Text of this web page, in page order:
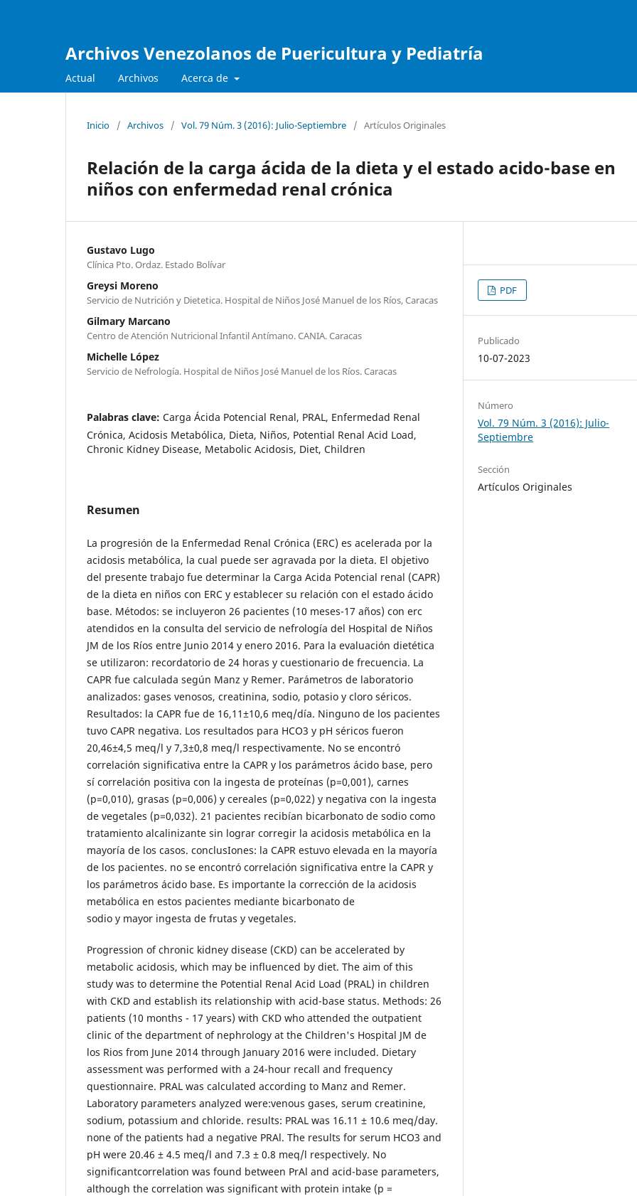
Archivos Venezolanos de Puericultura y Pediatría
Actual Archivos Acerca de
Inicio / Archivos / Vol. 79 Núm. 3 (2016): Julio-Septiembre / Artículos Originales
Relación de la carga ácida de la dieta y el estado acido-base en
niños con enfermedad renal crónica
Gustavo Lugo
Clínica Pto. Ordaz. Estado Bolívar
Greysi Moreno
Servicio de Nutrición y Dietetica. Hospital de Niños José Manuel de los Ríos, Caracas
Gilmary Marcano
Centro de Atención Nutricional Infantil Antímano. CANIA. Caracas
Michelle López
Servicio de Nefrología. Hospital de Niños José Manuel de los Ríos. Caracas
Palabras clave: Carga Ácida Potencial Renal, PRAL, Enfermedad Renal
Crónica, Acidosis Metabólica, Dieta, Niños, Potential Renal Acid Load,
Chronic Kidney Disease, Metabolic Acidosis, Diet, Children
Resumen
La progresión de la Enfermedad Renal Crónica (ERC) es acelerada por la
acidosis metabólica, la cual puede ser agravada por la dieta. El objetivo
del presente trabajo fue determinar la Carga Acida Potencial renal (CAPR)
de la dieta en niños con ERC y establecer su relación con el estado ácido
base. Métodos: se incluyeron 26 pacientes (10 meses-17 años) con erc
atendidos en la consulta del servicio de nefrología del Hospital de Niños
JM de los Ríos entre Junio 2014 y enero 2016. Para la evaluación dietética
se utilizaron: recordatorio de 24 horas y cuestionario de frecuencia. La
CAPR fue calculada según Manz y Remer. Parámetros de laboratorio
analizados: gases venosos, creatinina, sodio, potasio y cloro séricos.
Resultados: la CAPR fue de 16,11±10,6 meq/día. Ninguno de los pacientes
tuvo CAPR negativa. Los resultados para HCO3 y pH séricos fueron
20,46±4,5 meq/l y 7,3±0,8 meq/l respectivamente. No se encontró
correlación significativa entre la CAPR y los parámetros ácido base, pero
sí correlación positiva con la ingesta de proteínas (p=0,001), carnes
(p=0,010), grasas (p=0,006) y cereales (p=0,022) y negativa con la ingesta
de vegetales (p=0,032). 21 pacientes recibían bicarbonato de sodio como
tratamiento alcalinizante sin lograr corregir la acidosis metabólica en la
mayoría de los casos. conclusIones: la CAPR estuvo elevada en la mayoría
de los pacientes. no se encontró correlación significativa entre la CAPR y
los parámetros ácido base. Es importante la corrección de la acidosis
metabólica en estos pacientes mediante bicarbonato de
sodio y mayor ingesta de frutas y vegetales.
Progression of chronic kidney disease (CKD) can be accelerated by
metabolic acidosis, which may be influenced by diet. The aim of this
study was to determine the Potential Renal Acid Load (PRAL) in children
with CKD and establish its relationship with acid-base status. Methods: 26
patients (10 months - 17 years) with CKD who attended the outpatient
clinic of the department of nephrology at the Children's Hospital JM de
los Rios from June 2014 through January 2016 were included. Dietary
assessment was performed with a 24-hour recall and frequency
questionnaire. PRAL was calculated according to Manz and Remer.
Laboratory parameters analyzed were:venous gases, serum creatinine,
sodium, potassium and chloride. results: PRAL was 16.11 ± 10.6 meq/day.
none of the patients had a negative PRAl. The results for serum HCO3 and
pH were 20.46 ± 4.5 meq/l and 7.3 ± 0.8 meq/l respectively. No
significantcorrelation was found between PrAl and acid-base parameters,
although the correlation was significant with protein intake (p =
PDF
Publicado
10-07-2023
Número
Vol. 79 Núm. 3 (2016): Julio-
Septiembre
Sección
Artículos Originales